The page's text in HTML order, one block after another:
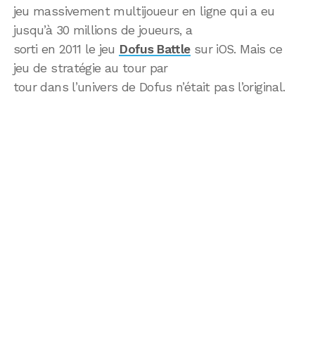
jeu massivement multijoueur en ligne qui a eu
jusqu’à 30 millions de joueurs, a
sorti en 2011 le jeu Dofus Battlesur iOS. Mais ce
jeu de stratégie au tour par
tour dans l’univers de Dofus n’était pas l’original.